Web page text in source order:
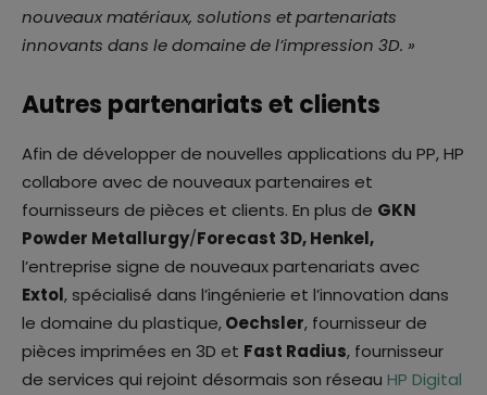
nouveaux matériaux, solutions et partenariats
innovants dans le domaine de l’impression 3D. »
Autres partenariats et clients
Afin de développer de nouvelles applications du PP, HP
collabore avec de nouveaux partenaires et
fournisseurs de pièces et clients. En plus de GKN
Powder Metallurgy/Forecast 3D, Henkel,
l’entreprise signe de nouveaux partenariats avec
Extol, spécialisé dans l’ingénierie et l’innovation dans
le domaine du plastique,Oechsler, fournisseur de
pièces imprimées en 3D et Fast Radius, fournisseur
de services qui rejoint désormais son réseau HP Digital